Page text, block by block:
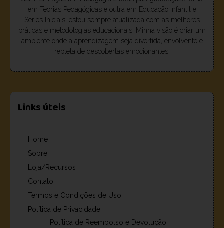
em Teorias Pedagógicas e outra em Educação Infantil e
Séries Iniciais, estou sempre atualizada com as melhores
práticas e metodologias educacionais. Minha visão é criar um
ambiente onde a aprendizagem seja divertida, envolvente e
repleta de descobertas emocionantes.
Links úteis
Home
Sobre
Loja/Recursos
Contato
Termos e Condições de Uso
Política de Privacidade
Política de Reembolso e Devolução